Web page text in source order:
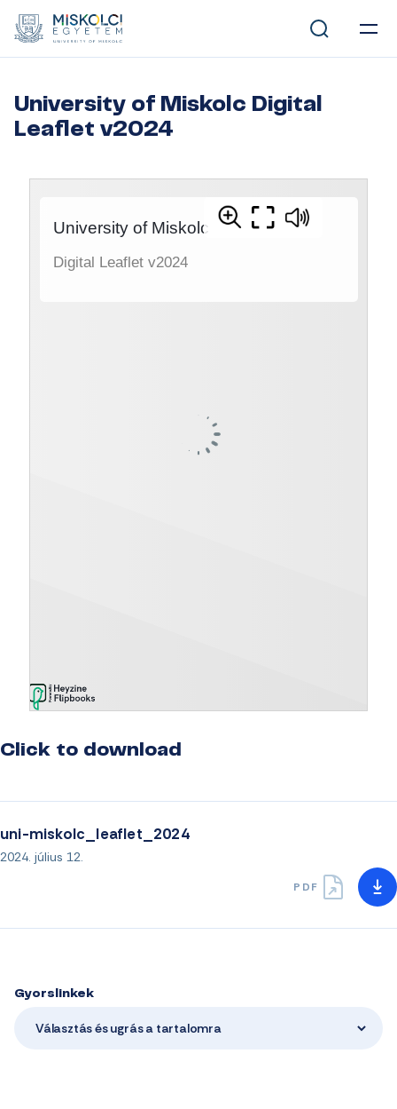
University of Miskolc Digital
Leaflet v2024
Click to download
uni-miskolc_leaflet_2024
2024. július 12.
PDF
Gyorslinkek
Választás és ugrás a tartalomra